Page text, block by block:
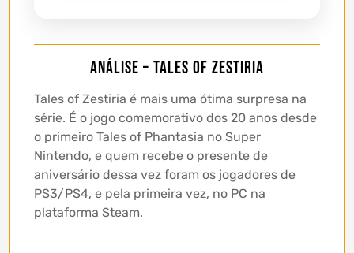
Análise – Tales of Zestiria
Tales of Zestiria é mais uma ótima surpresa na
série. É o jogo comemorativo dos 20 anos desde
o primeiro Tales of Phantasia no Super
Nintendo, e quem recebe o presente de
aniversário dessa vez foram os jogadores de
PS3/PS4, e pela primeira vez, no PC na
plataforma Steam.